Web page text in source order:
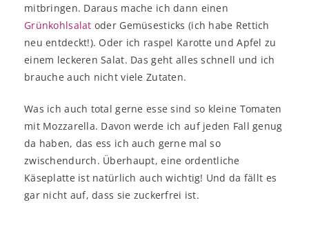
mitbringen. Daraus mache ich dann einen
Grünkohlsalat oder Gemüsesticks (ich habe Rettich
neu entdeckt!). Oder ich raspel Karotte und Apfel zu
einem leckeren Salat. Das geht alles schnell und ich
brauche auch nicht viele Zutaten.
Was ich auch total gerne esse sind so kleine Tomaten
mit Mozzarella. Davon werde ich auf jeden Fall genug
da haben, das ess ich auch gerne mal so
zwischendurch. Überhaupt, eine ordentliche
Käseplatte ist natürlich auch wichtig! Und da fällt es
gar nicht auf, dass sie zuckerfrei ist.